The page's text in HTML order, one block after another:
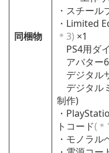
同梱物
・スチール
・Limited
＊3) ×1
PS4用ダ
アバター
デジタル
デジタル
制作)
・
トコード(＊
・モノラル